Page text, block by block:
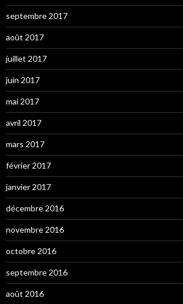
septembre 2017
août 2017
juillet 2017
juin 2017
mai 2017
avril 2017
mars 2017
février 2017
janvier 2017
décembre 2016
novembre 2016
octobre 2016
septembre 2016
août 2016